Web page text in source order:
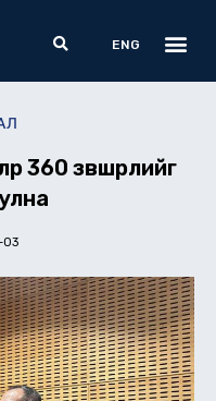
Search
ENG
360 зөвшөөрлийг
03